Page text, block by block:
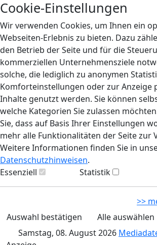
Cookie-Einstellungen
Wir verwenden Cookies, um Ihnen ein
Webseiten-Erlebnis zu bieten. Dazu
den Betrieb der Seite und für die
kommerziellen Unternehmensziele
solche, die lediglich zu anonymen
Komforteinstellungen oder zur Anzeige
Inhalte genutzt werden. Sie können
welche Kategorien Sie zulassen
Sie, dass auf Basis Ihrer Einstellungen
mehr alle Funktionalitäten der Seite zur
Weitere Informationen finden Sie in
Datenschutzhinweisen.
Essenziell
Statistik
>>
Auswahl bestätigen
Alle auswählen
Samstag, 08. August 2026